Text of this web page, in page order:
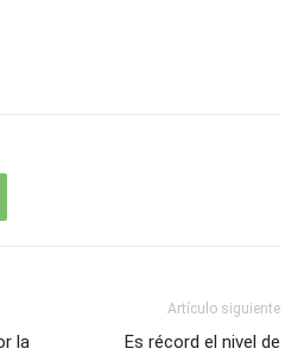
la
Artículo siguiente
Es récord el nivel de